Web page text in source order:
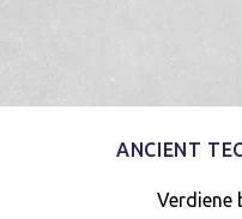
Verwalte
ANCIENT
Verdiene